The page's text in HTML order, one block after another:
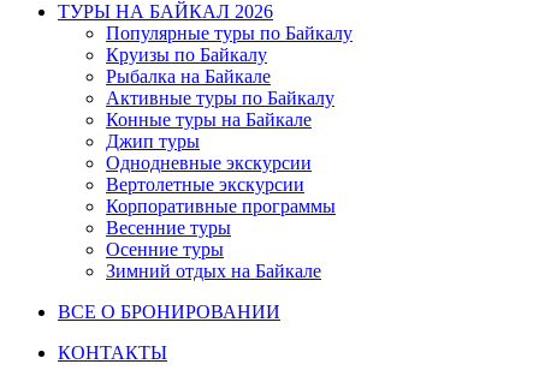
ТУРЫ НА БАЙКАЛ 2026
Популярные туры по Байкалу
Круизы по Байкалу
Рыбалка на Байкале
Активные туры по Байкалу
Конные туры на Байкале
Джип туры
Однодневные экскурсии
Вертолетные экскурсии
Корпоративные программы
Весенние туры
Осенние туры
Зимний отдых на Байкале
ВСЕ О БРОНИРОВАНИИ
КОНТАКТЫ